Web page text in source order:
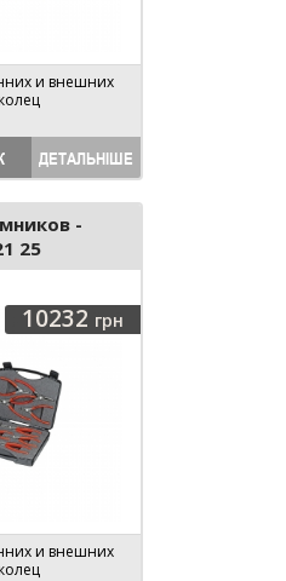
и внешних
ДЕТАЛЬНІШЕ
-
25
10232 грн
и внешних